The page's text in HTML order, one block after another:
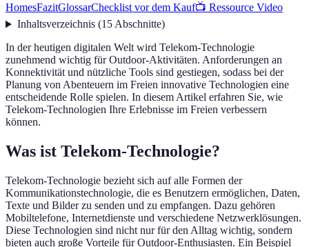
HomesFazitGlossarChecklist vor dem Kauf📺 Ressource Video
Inhaltsverzeichnis(15Abschnitte)
In der heutigen digitalen Welt wird Telekom-Technologie
zunehmend wichtig für Outdoor-Aktivitäten. Anforderungen an
Konnektivität und nützliche Tools sind gestiegen, sodass bei der
Planung von Abenteuern im Freien innovative Technologien eine
entscheidende Rolle spielen. In diesem Artikel erfahren Sie, wie
Telekom-Technologien Ihre Erlebnisse im Freien verbessern
können.
Was ist Telekom-Technologie?
Telekom-Technologie bezieht sich auf alle Formen der
Kommunikationstechnologie, die es Benutzern ermöglichen, Daten,
Texte und Bilder zu senden und zu empfangen. Dazu gehören
Mobiltelefone, Internetdienste und verschiedene Netzwerklösungen.
Diese Technologien sind nicht nur für den Alltag wichtig, sondern
bieten auch große Vorteile für Outdoor-Enthusiasten. Ein Beispiel